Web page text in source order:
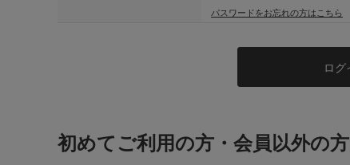
パスワードをお忘れの方はこちら
初めてご利用の方・会員以外の方